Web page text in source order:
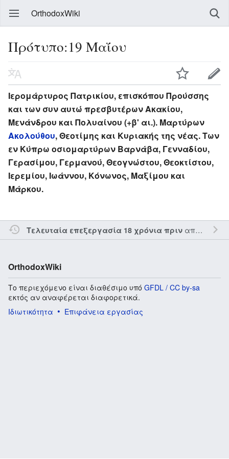
OrthodoxWiki
Πρότυπο:19 Μαΐου
Ιερομάρτυρος Πατρικίου, επισκόπου Προύσσης
και των συν αυτώ πρεσβυτέρων Ακακίου,
Μενάνδρου και Πολυαίνου (+β' αι.). Μαρτύρων
Ακολούθου, Θεοτίμης και Κυριακής της νέας. Των
εν Κύπρω οσιομαρτύρων Βαρνάβα, Γενναδίου,
Γερασίμου, Γερμανού, Θεογνώστου, Θεοκτίστου,
Ιερεμίου, Ιωάννου, Κόνωνος, Μαξίμου και
Μάρκου.
Τελευταία επεξεργασία 18 χρόνια πριναπό τον την
OrthodoxWiki
Το περιεχόμενο είναι διαθέσιμο υπό GFDL / CC by-sa
εκτός αν αναφέρεται διαφορετικά.
Ιδιωτικότητα
Επιφάνεια εργασίας